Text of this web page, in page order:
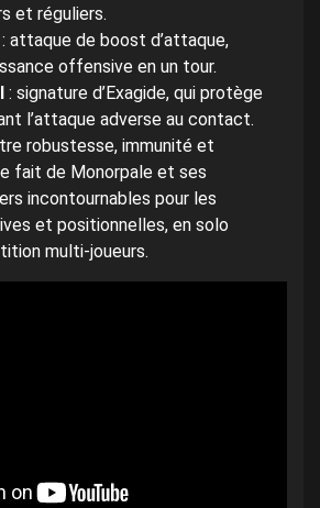
et réguliers.
: attaque de boost d’attaque,
offensive en un tour.
: signature d’Exagide, qui protège
l’attaque adverse au contact.
robustesse, immunité et
fait de Monorpale et ses
incontournables pour les
et positionnelles, en solo
multi-joueurs.